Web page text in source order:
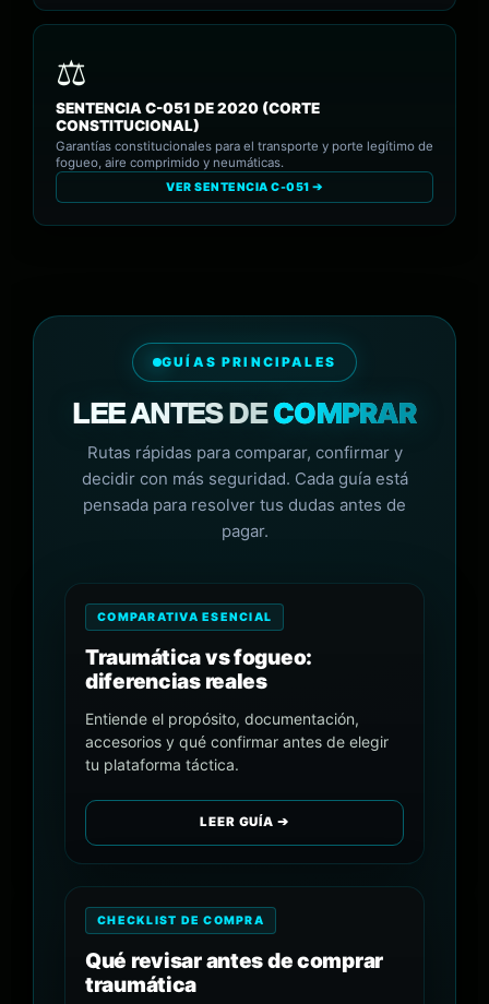
SENTENCIA C-051 DE 2020 (CORTE
CONSTITUCIONAL)
Garantías constitucionales para el transporte y porte legítimo de
fogueo, aire comprimido y neumáticas.
VER SENTENCIA C-051 ➔
GUÍAS PRINCIPALES
LEE ANTES DECOMPRAR
Rutas rápidas para comparar, confirmar y
decidir con más seguridad. Cada guía está
pensada para resolver tus dudas antes de
pagar.
COMPARATIVA ESENCIAL
Traumática vs fogueo:
diferencias reales
Entiende el propósito, documentación,
accesorios y qué confirmar antes de elegir
tu plataforma táctica.
LEER GUÍA ➔
CHECKLIST DE COMPRA
Qué revisar antes de comprar
traumática